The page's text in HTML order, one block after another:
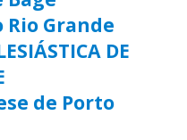
Rio Grande
DE
de Porto